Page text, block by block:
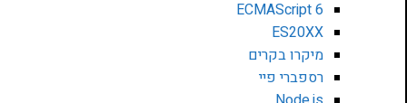
ECMAScript 6
ES20XX
מיקרו בקרים
רספברי פיי